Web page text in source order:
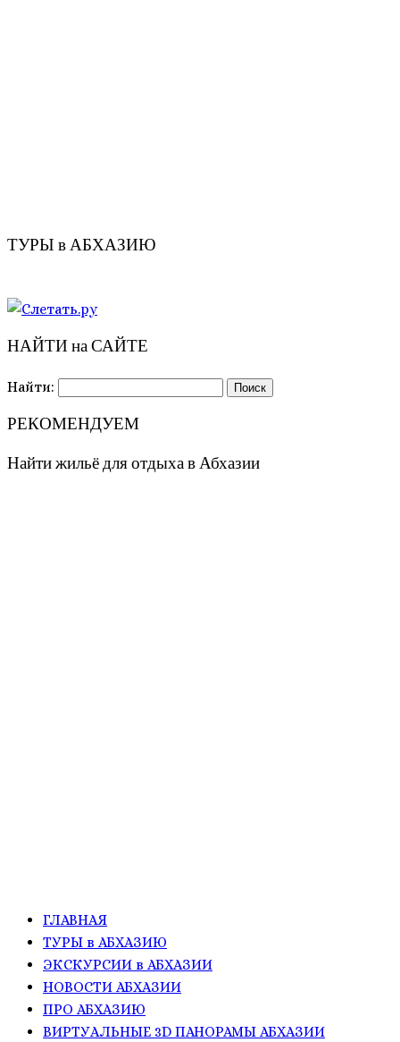
ТУРЫ в АБХАЗИЮ
НАЙТИ на САЙТЕ
Найти:
РЕКОМЕНДУЕМ
Найти жильё для отдыха в Абхазии
ГЛАВНАЯ
ТУРЫ в АБХАЗИЮ
ЭКСКУРСИИ в АБХАЗИИ
НОВОСТИ АБХАЗИИ
ПРО АБХАЗИЮ
ВИРТУАЛЬНЫЕ 3D ПАНОРАМЫ АБХАЗИИ